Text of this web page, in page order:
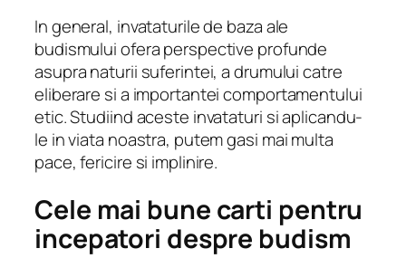
In general, invataturile de baza ale
budismului ofera perspective profunde
asupra naturii suferintei, a drumului catre
eliberare si a importantei comportamentului
etic. Studiind aceste invataturi si aplicandu-
le in viata noastra, putem gasi mai multa
pace, fericire si implinire.
Cele mai bune carti pentru
incepatori despre budism